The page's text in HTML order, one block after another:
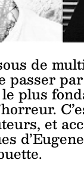
de
plus
et